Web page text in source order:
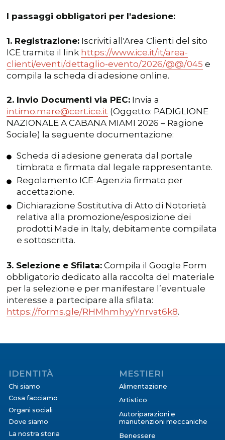
I passaggi obbligatori per l'adesione:
1. Registrazione:Iscriviti all'Area Clienti del sito
ICE tramite il link https://www.ice.it/it/area-
clienti/eventi/dettaglio-evento/2026/@@/045 e
compila la scheda di adesione online.
2. Invio Documenti via PEC:Invia a
intimo.mare@cert.ice.it (Oggetto: PADIGLIONE
NAZIONALE A CABANA MIAMI 2026 – Ragione
Sociale) la seguente documentazione:
Scheda di adesione generata dal portale
timbrata e firmata dal legale rappresentante.
Regolamento ICE-Agenzia firmato per
accettazione.
Dichiarazione Sostitutiva di Atto di Notorietà
relativa alla promozione/esposizione dei
prodotti Made in Italy, debitamente compilata
e sottoscritta.
3. Selezione e Sfilata:Compila il Google Form
obbligatorio dedicato alla raccolta del materiale
per la selezione e per manifestare l’eventuale
interesse a partecipare alla sfilata:
https://forms.gle/RHMhmhyyYnrvat6k8.
IDENTITÀ
Chi siamo
Cosa facciamo
Organi sociali
Dove siamo
La nostra storia
MESTIERI
Alimentazione
Artistico
Autoriparazioni e
manutenzioni meccaniche
Benessere